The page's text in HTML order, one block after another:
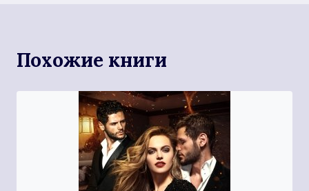
Похожие книги